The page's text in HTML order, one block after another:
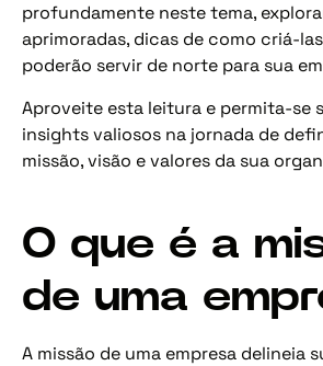
profundamente neste tema,
aprimoradas, dicas de como criá-
poderão servir de norte para sua
Aproveite esta leitura e permita-se
insights valiosos na jornada de
missão, visão e valores da sua
O que é a
de uma
A missão de uma empresa delineia